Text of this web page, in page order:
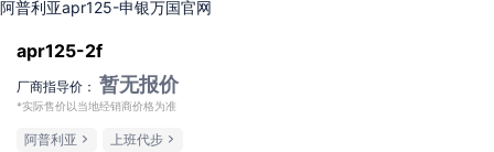
阿普利亚apr125-申银万国官网
apr125-2f
厂商指导价： 暂无报价
*实际售价以当地经销商价格为准
阿普利亚 上班代步